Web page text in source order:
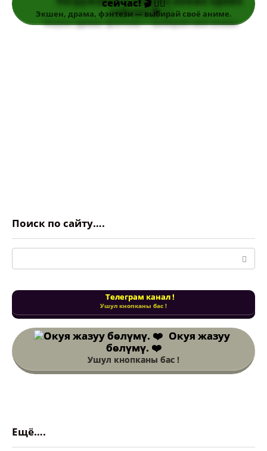
сейчас! 🎬 👆🏻
Экшен, драма, фэнтези — выбирай своё аниме.
Поиск по сайту….
Поиск:
Телеграм канал !
Ушул кнопканы бас !
Окуя жазуу
бөлүмү. ❤️
Ушул кнопканы бас !
Ещё….